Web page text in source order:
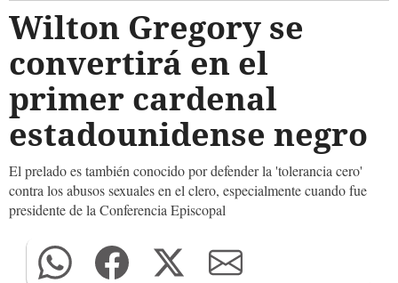
Wilton Gregory se
convertirá en el
primer cardenal
estadounidense negro
El prelado es también conocido por defender la 'tolerancia cero'
contra los abusos sexuales en el clero, especialmente cuando fue
presidente de la Conferencia Episcopal